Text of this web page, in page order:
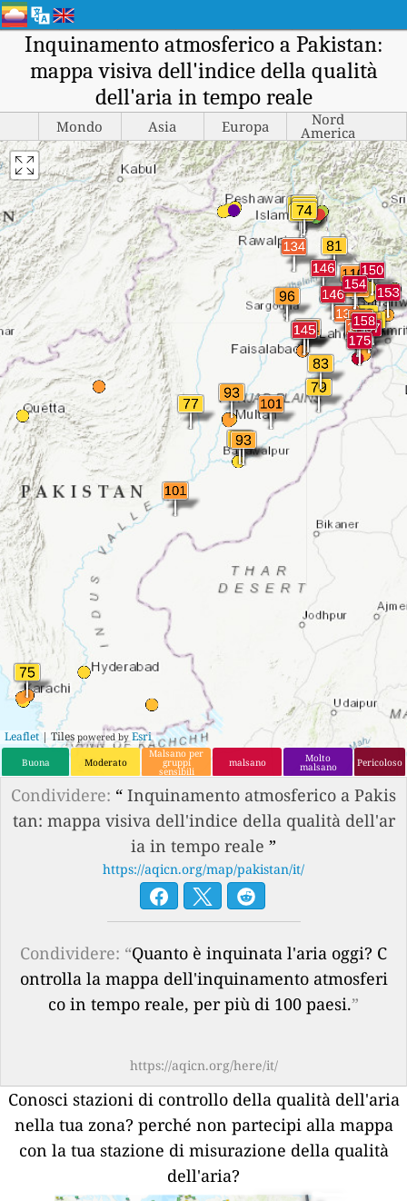
Inquinamento atmosferico a Pakistan:
mappa visiva dell'indice della qualità
dell'aria in tempo reale
Mondo Asia Europa Nord
America
Leaflet| Tiles powered by Esri
Buona Moderato
Malsano per
gruppi
sensibili
malsano Molto
malsano Pericoloso
Condividere: “ Inquinamento atmosferico a Pakis
tan: mappa visiva dell'indice della qualità dell'ar
ia in tempo reale ”
https://aqicn.org/map/pakistan/it/
Condividere: “Quanto è inquinata l'aria oggi? C
ontrolla la mappa dell'inquinamento atmosferi
co in tempo reale, per più di 100 paesi.”
https://aqicn.org/here/it/
Conosci stazioni di controllo della qualità dell'aria
nella tua zona? perché non partecipi alla mappa
con la tua stazione di misurazione della qualità
dell'aria?